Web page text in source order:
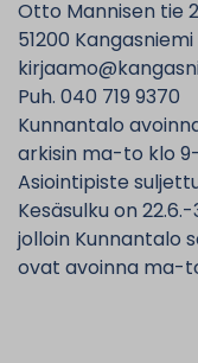
Otto Mannisen tie 2
51200 Kangasniemi
Puh. 040 719 9370
Kunnantalo
arkisin ma-to klo 9-
Asiointipiste
Kesäsulku on 22.6.-
jolloin Kunnantalo
ovat avoinna ma-